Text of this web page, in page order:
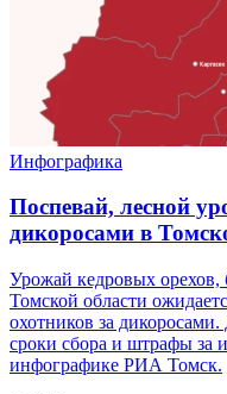
Инфографика
Поспевай, лесной
дикоросами в
Урожай кедровых
Томской области
охотников за
сроки сбора и штрафы за
инфографике РИА Томск.